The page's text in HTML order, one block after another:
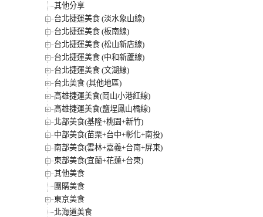
其他分享
台北捷運美食 (淡水象山線)
台北捷運美食 (板南線)
台北捷運美食 (松山新店線)
台北捷運美食 (中和新蘆線)
台北捷運美食 (文湖線)
台北美食 (其他地區)
高雄捷運美食(岡山小港紅線)
高雄捷運美食(鹽埕鳳山橘線)
北部美食(基隆+桃園+新竹)
中部美食(苗栗+台中+彰化+南投)
南部美食(雲林+嘉義+台南+屏東)
東部美食(宜蘭+花蓮+台東)
其他美食
團購美食
東京美食
北海道美食